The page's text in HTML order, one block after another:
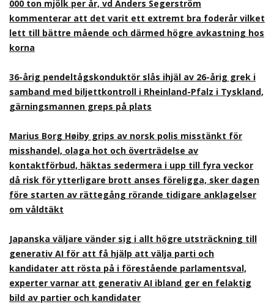
000 ton mjölk per år, vd Anders Segerström
kommenterar att det varit ett extremt bra foderår vilket
lett till bättre mående och därmed högre avkastning hos
korna
36-årig pendeltågskonduktör slås ihjäl av 26-årig grek i
samband med biljettkontroll i Rheinland-Pfalz i Tyskland,
gärningsmannen greps på plats
Marius Borg Høiby grips av norsk polis misstänkt för
misshandel, olaga hot och överträdelse av
kontaktförbud, häktas sedermera i upp till fyra veckor
då risk för ytterligare brott anses föreligga, sker dagen
före starten av rättegång rörande tidigare anklagelser
om våldtäkt
Japanska väljare vänder sig i allt högre utsträckning till
generativ AI för att få hjälp att välja parti och
kandidater att rösta på i förestående parlamentsval,
experter varnar att generativ AI ibland ger en felaktig
bild av partier och kandidater